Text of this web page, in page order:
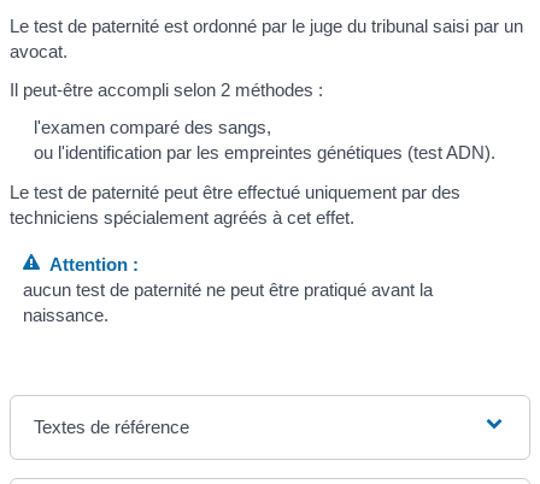
Le test de paternité est ordonné par le juge du tribunal saisi par un
avocat.
Il peut-être accompli selon 2 méthodes :
l'examen comparé des sangs,
ou l'identification par les empreintes génétiques (test ADN).
Le test de paternité peut être effectué uniquement par des
techniciens spécialement agréés à cet effet.
Attention :
aucun test de paternité ne peut être pratiqué avant la
naissance.
Textes de référence